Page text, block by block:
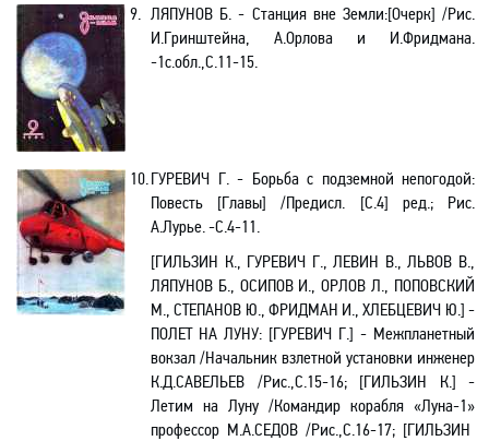
9. ЛЯПУНОВ Б. - Станция вне Земли:[Очерк] /Рис.
И.Гринштейна, А.Орлова и И.Фридмана.
-1с.обл.,C.11-15.
10.ГУРЕВИЧ Г. - Борьба с подземной непогодой:
Повесть [Главы] /Предисл. [С.4] ред.; Рис.
А.Лурье.-С.4-11.
[ГИЛЬЗИН К., ГУРЕВИЧ Г., ЛЕВИН В., ЛЬВОВ В.,
ЛЯПУНОВ Б., ОСИПОВ И., ОРЛОВ Л., ПОПОВСКИЙ
М., СТЕПАНОВ Ю., ФРИДМАН И., ХЛЕБЦЕВИЧ Ю.] -
ПОЛЕТ НА ЛУНУ: [ГУРЕВИЧ Г.] - Межпланетный
вокзал /Начальник взлетной установки инженер
К.Д.САВЕЛЬЕВ /Рис.,С.15-16; [ГИЛЬЗИН К.] -
Летим на Луну /Командир корабля «Луна-1»
профессор М.А.СЕДОВ /Рис.,С.16-17; [ГИЛЬЗИН